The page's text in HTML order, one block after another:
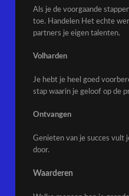
Als je de voorgaande
toe. Handelen Het echte
partners je eigen talenten.
Volharden
Je hebt je heel goed
stap waarin je geloof op de
Ontvangen
Genieten van je succes vult
door.
Waarderen